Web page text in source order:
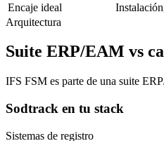
Encaje ideal
Arquitectura
Suite ERP/EAM vs
IFS FSM es parte de una suite
Sodtrack en tu stack
Sistemas de registro